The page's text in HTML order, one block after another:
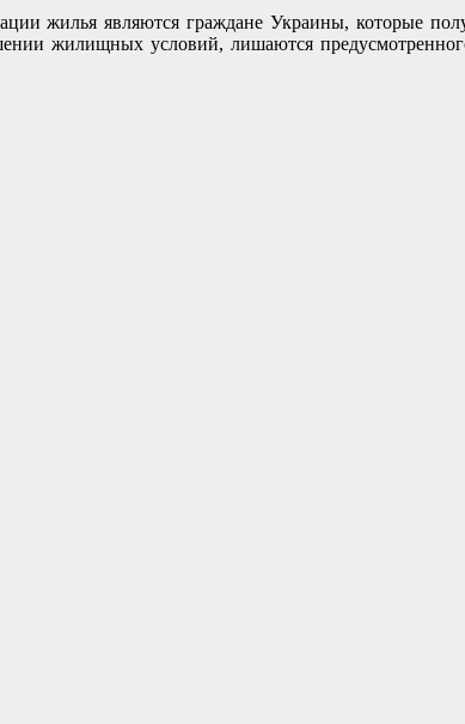
жилья являются граждане Украины, которые
жилищных условий, лишаются